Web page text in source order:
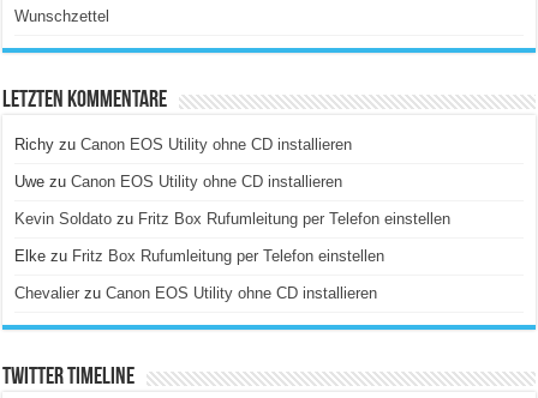
Wunschzettel
Letzten Kommentare
Richy zuCanon EOS Utility ohne CD installieren
Uwe zuCanon EOS Utility ohne CD installieren
Kevin Soldato zu Fritz Box Rufumleitung per Telefon einstellen
Elke zu Fritz Box Rufumleitung per Telefon einstellen
Chevalier zuCanon EOS Utility ohne CD installieren
Twitter Timeline